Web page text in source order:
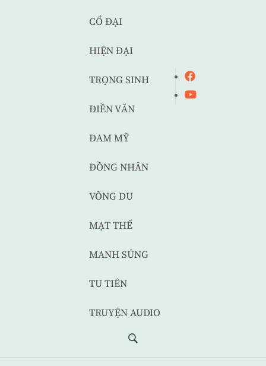
CỔ ĐẠI
HIỆN ĐẠI
TRỌNG SINH
ĐIỀN VĂN
ĐAM MỸ
ĐỒNG NHÂN
VÕNG DU
MẠT THẾ
MANH SỦNG
TU TIÊN
TRUYỆN AUDIO